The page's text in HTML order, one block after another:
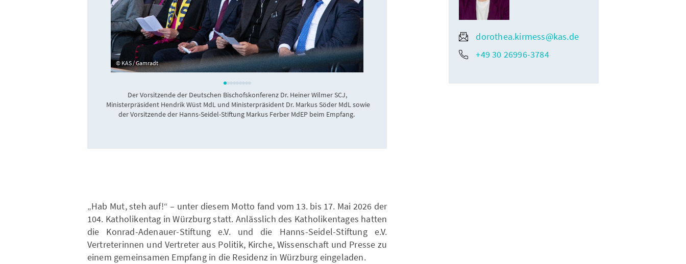
KAS / Gamradt
Der Vorsitzende der Deutschen Bischofskonferenz Dr. Heiner Wilmer SCJ,
Ministerpräsident Hendrik Wüst MdL und Ministerpräsident Dr. Markus Söder MdL sowie
der Vorsitzende der Hanns-Seidel-Stiftung Markus Ferber MdEP beim Empfang.
„Hab Mut, steh auf!“ – unter diesem Motto fand vom 13. bis 17. Mai 2026 der
104. Katholikentag in Würzburg statt. Anlässlich des Katholikentages hatten
die Konrad-Adenauer-Stiftung e.V. und die Hanns-Seidel-Stiftung e.V.
Vertreterinnen und Vertreter aus Politik, Kirche, Wissenschaft und Presse zu
einem gemeinsamen Empfang in die Residenz in Würzburg eingeladen.
dorothea.kirmess@kas.de
+49 30 26996-3784